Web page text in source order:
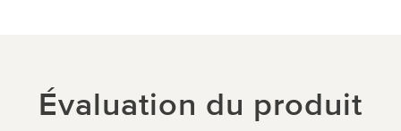
Évaluation du produit